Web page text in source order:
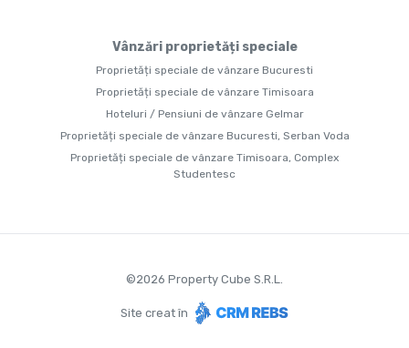
Vânzări proprietăți speciale
Proprietăți speciale de vânzare Bucuresti
Proprietăți speciale de vânzare Timisoara
Hoteluri / Pensiuni de vânzare Gelmar
Proprietăți speciale de vânzare Bucuresti, Serban Voda
Proprietăți speciale de vânzare Timisoara, Complex
Studentesc
©2026 Property Cube S.R.L.
Site creat în